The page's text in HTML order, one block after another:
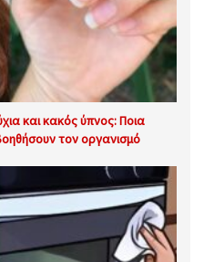
και κακός ύπνος: Ποια
τον οργανισμό